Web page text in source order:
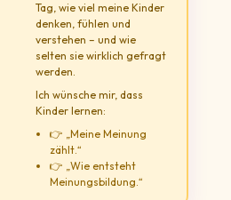
Tag, wie viel meine Kinder
denken, fühlen und
verstehen – und wie
selten sie wirklich gefragt
werden.
Ich wünsche mir, dass
Kinder lernen:
👉 „Meine Meinung
zählt.“
👉 „Wie entsteht
Meinungsbildung.“